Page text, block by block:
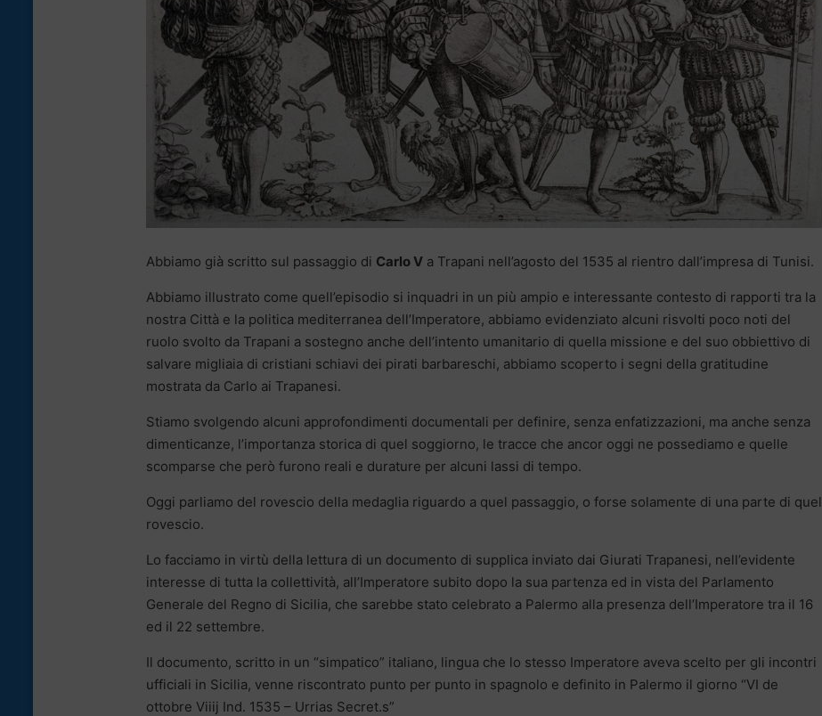
Abbiamo già scritto sul passaggio di Carlo V a Trapani nell’agosto del 1535 al rientro dall’impresa di Tunisi.
Abbiamo illustrato come quell’episodio si inquadri in un più ampio e interessante contesto di rapporti tra la
nostra Città e la politica mediterranea dell’Imperatore, abbiamo evidenziato alcuni risvolti poco noti del
ruolo svolto da Trapani a sostegno anche dell’intento umanitario di quella missione e del suo obbiettivo di
salvare migliaia di cristiani schiavi dei pirati barbareschi, abbiamo scoperto i segni della gratitudine
mostrata da Carlo ai Trapanesi.
Stiamo svolgendo alcuni approfondimenti documentali per definire, senza enfatizzazioni, ma anche senza
dimenticanze, l’importanza storica di quel soggiorno, le tracce che ancor oggi ne possediamo e quelle
scomparse che però furono reali e durature per alcuni lassi di tempo.
Oggi parliamo del rovescio della medaglia riguardo a quel passaggio, o forse solamente di una parte di quel
rovescio.
Lo facciamo in virtù della lettura di un documento di supplica inviato dai Giurati Trapanesi, nell’evidente
interesse di tutta la collettività, all’Imperatore subito dopo la sua partenza ed in vista del Parlamento
Generale del Regno di Sicilia, che sarebbe stato celebrato a Palermo alla presenza dell’Imperatore tra il 16
ed il 22 settembre.
Il documento, scritto in un “simpatico” italiano, lingua che lo stesso Imperatore aveva scelto per gli incontri
ufficiali in Sicilia, venne riscontrato punto per punto in spagnolo e definito in Palermo il giorno “VI de
ottobre Viiij Ind. 1535 – Urrias Secret.s”